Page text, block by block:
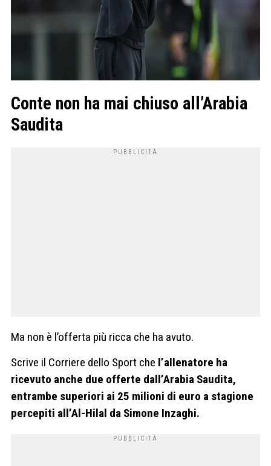
Conte non ha mai chiuso all’Arabia
Saudita
Ma non è l’offerta più ricca che ha avuto.
Scrive il Corriere dello Sport che l’allenatore ha
ricevuto anche due offerte dall’Arabia Saudita,
entrambe superiori ai 25 milioni di euro a stagione
percepiti all’Al-Hilal da Simone Inzaghi.